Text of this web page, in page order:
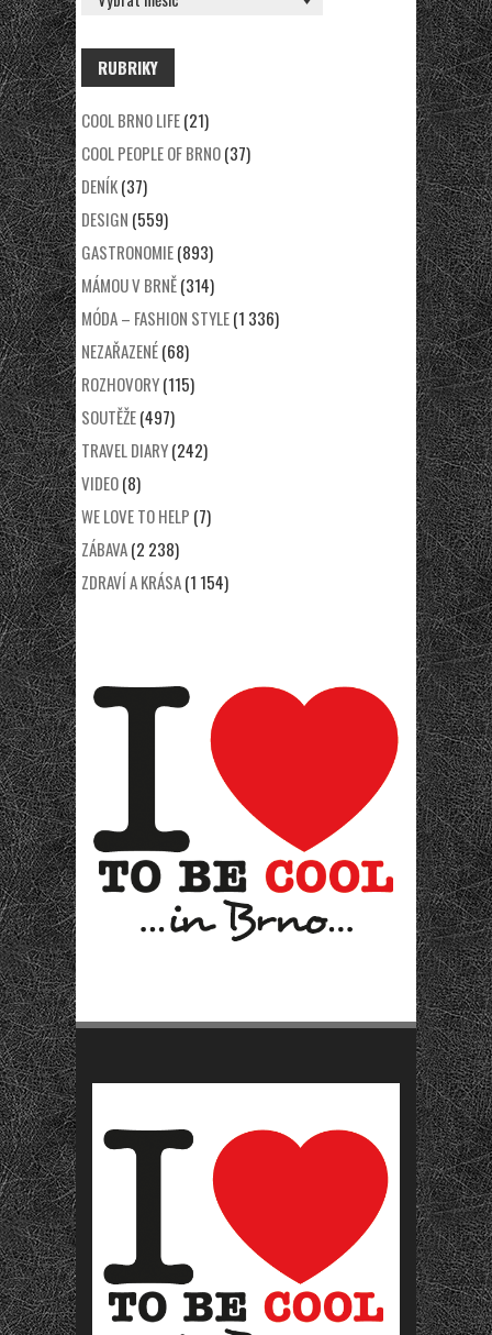
RUBRIKY
COOL BRNO LIFE(21)
COOL PEOPLE OF BRNO(37)
DENÍK(37)
DESIGN (559)
GASTRONOMIE(893)
MÁMOU V BRNĚ(314)
MÓDA – FASHION STYLE(1 336)
NEZAŘAZENÉ(68)
ROZHOVORY(115)
SOUTĚŽE(497)
TRAVEL DIARY(242)
VIDEO(8)
WE LOVE TO HELP (7)
ZÁBAVA(2 238)
ZDRAVÍ A KRÁSA(1 154)